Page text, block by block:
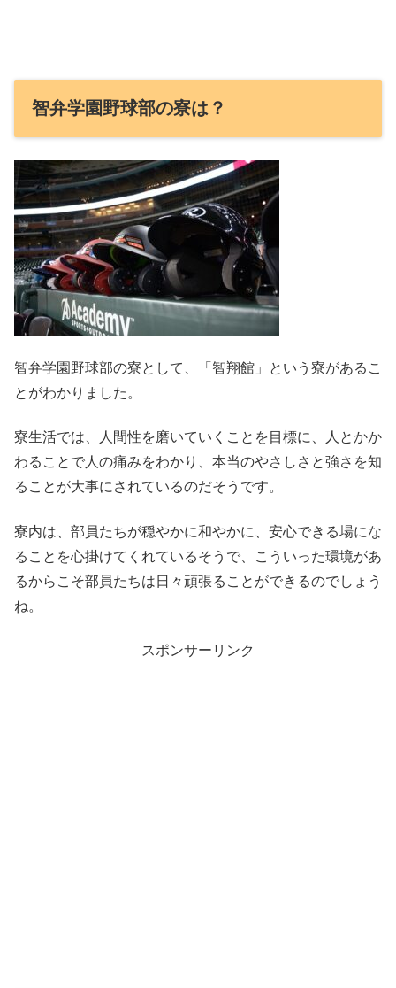
智弁学園野球部の寮は？
智弁学園野球部の寮として、「智翔館」という寮があるこ
とがわかりました。
寮生活では、人間性を磨いていくことを目標に、人とかか
わることで人の痛みをわかり、本当のやさしさと強さを知
ることが大事にされているのだそうです。
寮内は、部員たちが穏やかに和やかに、安心できる場にな
ることを心掛けてくれているそうで、こういった環境があ
るからこそ部員たちは日々頑張ることができるのでしょう
ね。
スポンサーリンク